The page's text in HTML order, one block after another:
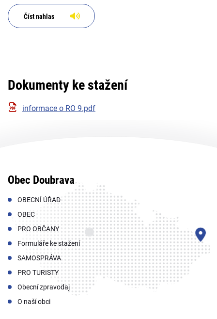
Číst nahlas
Dokumenty ke stažení
informace o RO 9.pdf
Obec Doubrava
OBECNÍ ÚŘAD
OBEC
PRO OBČANY
Formuláře ke stažení
SAMOSPRÁVA
PRO TURISTY
Obecní zpravodaj
O naší obci